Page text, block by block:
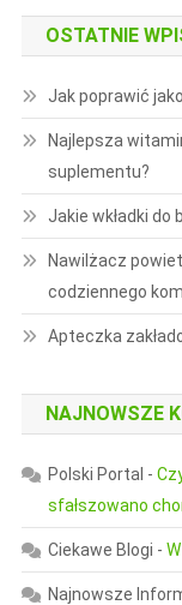
OSTATNIE
Jak poprawić
Najlepsza
suplementu?
Jakie wkładki
Nawilżacz
codziennego
Apteczka
NAJNOWSZE
Polski Portal -
sfałszowano
Ciekawe Blogi -
Najnowsze